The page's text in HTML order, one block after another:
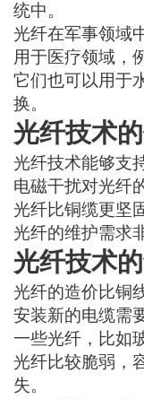
统中。
光纤在军事领域
用于医疗领域，
它们也可以用于
换。
光纤技术
光纤技术能够支
电磁干扰对光纤
光纤比铜缆更坚
光纤的维护需求
光纤技术
光纤的造价比铜
安装新的电缆需
一些光纤，比如
光纤比较脆弱，
失。